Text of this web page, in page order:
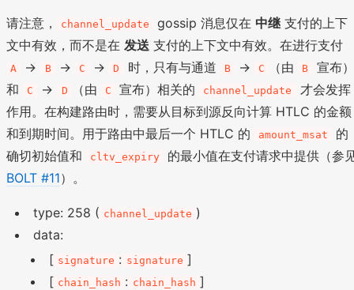
请注意， channel_update gossip 消息仅在 中继 支付的上下
文中有效，而不是在 发送 支付的上下文中有效。在进行支付
A -> B -> C -> D 时，只有与通道 B -> C （由 B
宣布）
和
C -> D （由 C 宣布）相关的 channel_update
才会发挥
作用。在构建路由时，需要从目标到源反向计算 HTLC 的金额
和到期时间。用于路由中最后一个 HTLC 的
amount_msat
的
确切初始值和
cltv_expiry
的最小值在支付请求中提供（参
BOLT #11）。
type: 258 ( channel_update )
data:
[ signature : signature ]
[ chain_hash : chain_hash ]